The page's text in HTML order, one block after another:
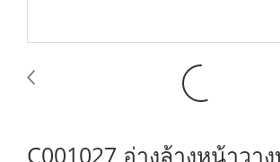
C001027 อ่างล้างหน้าวา